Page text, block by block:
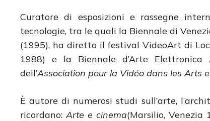
Curatore di esposizioni e rassegne
tecnologie, tra le quali la Biennale di
(1995), ha diretto il festival VideoArt di
1988) e la Biennale d’Arte Elettronica
dell’Association pour la Vidéo dans les Arts
È autore di numerosi studi sull’arte,
ricordano:Arte e cinema(Marsilio, Venezia